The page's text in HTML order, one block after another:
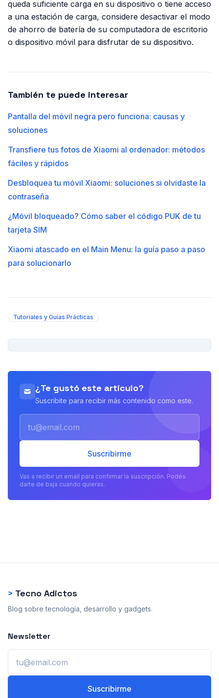
queda suficiente carga en su dispositivo o tiene acceso
a una estación de carga, considere desactivar el modo
de ahorro de batería de su computadora de escritorio
o dispositivo móvil para disfrutar de su dispositivo.
También te puede interesar
Pantalla del móvil negra pero funciona: causas y
soluciones
Transfiere tus fotos de Xiaomi al ordenador: métodos
fáciles y rápidos
Desbloquea tu móvil Xiaomi: soluciones si olvidaste la
contraseña
¿Móvil bloqueado? Cómo saber el código PUK de tu
tarjeta SIM
Xiaomi atascado en el Main Menu: la guía paso a paso
para solucionarlo
Tutoriales y Guías Prácticas
¿Te gustó este artículo?
Suscribite para recibir más contenido como este.
Suscribirme
Vas a recibir un email para confirmar la suscripción. Podés
darte de baja cuando quieras.
> Tecno Adictos
Blog sobre tecnología, desarrollo y gadgets.
Newsletter
Suscribirme